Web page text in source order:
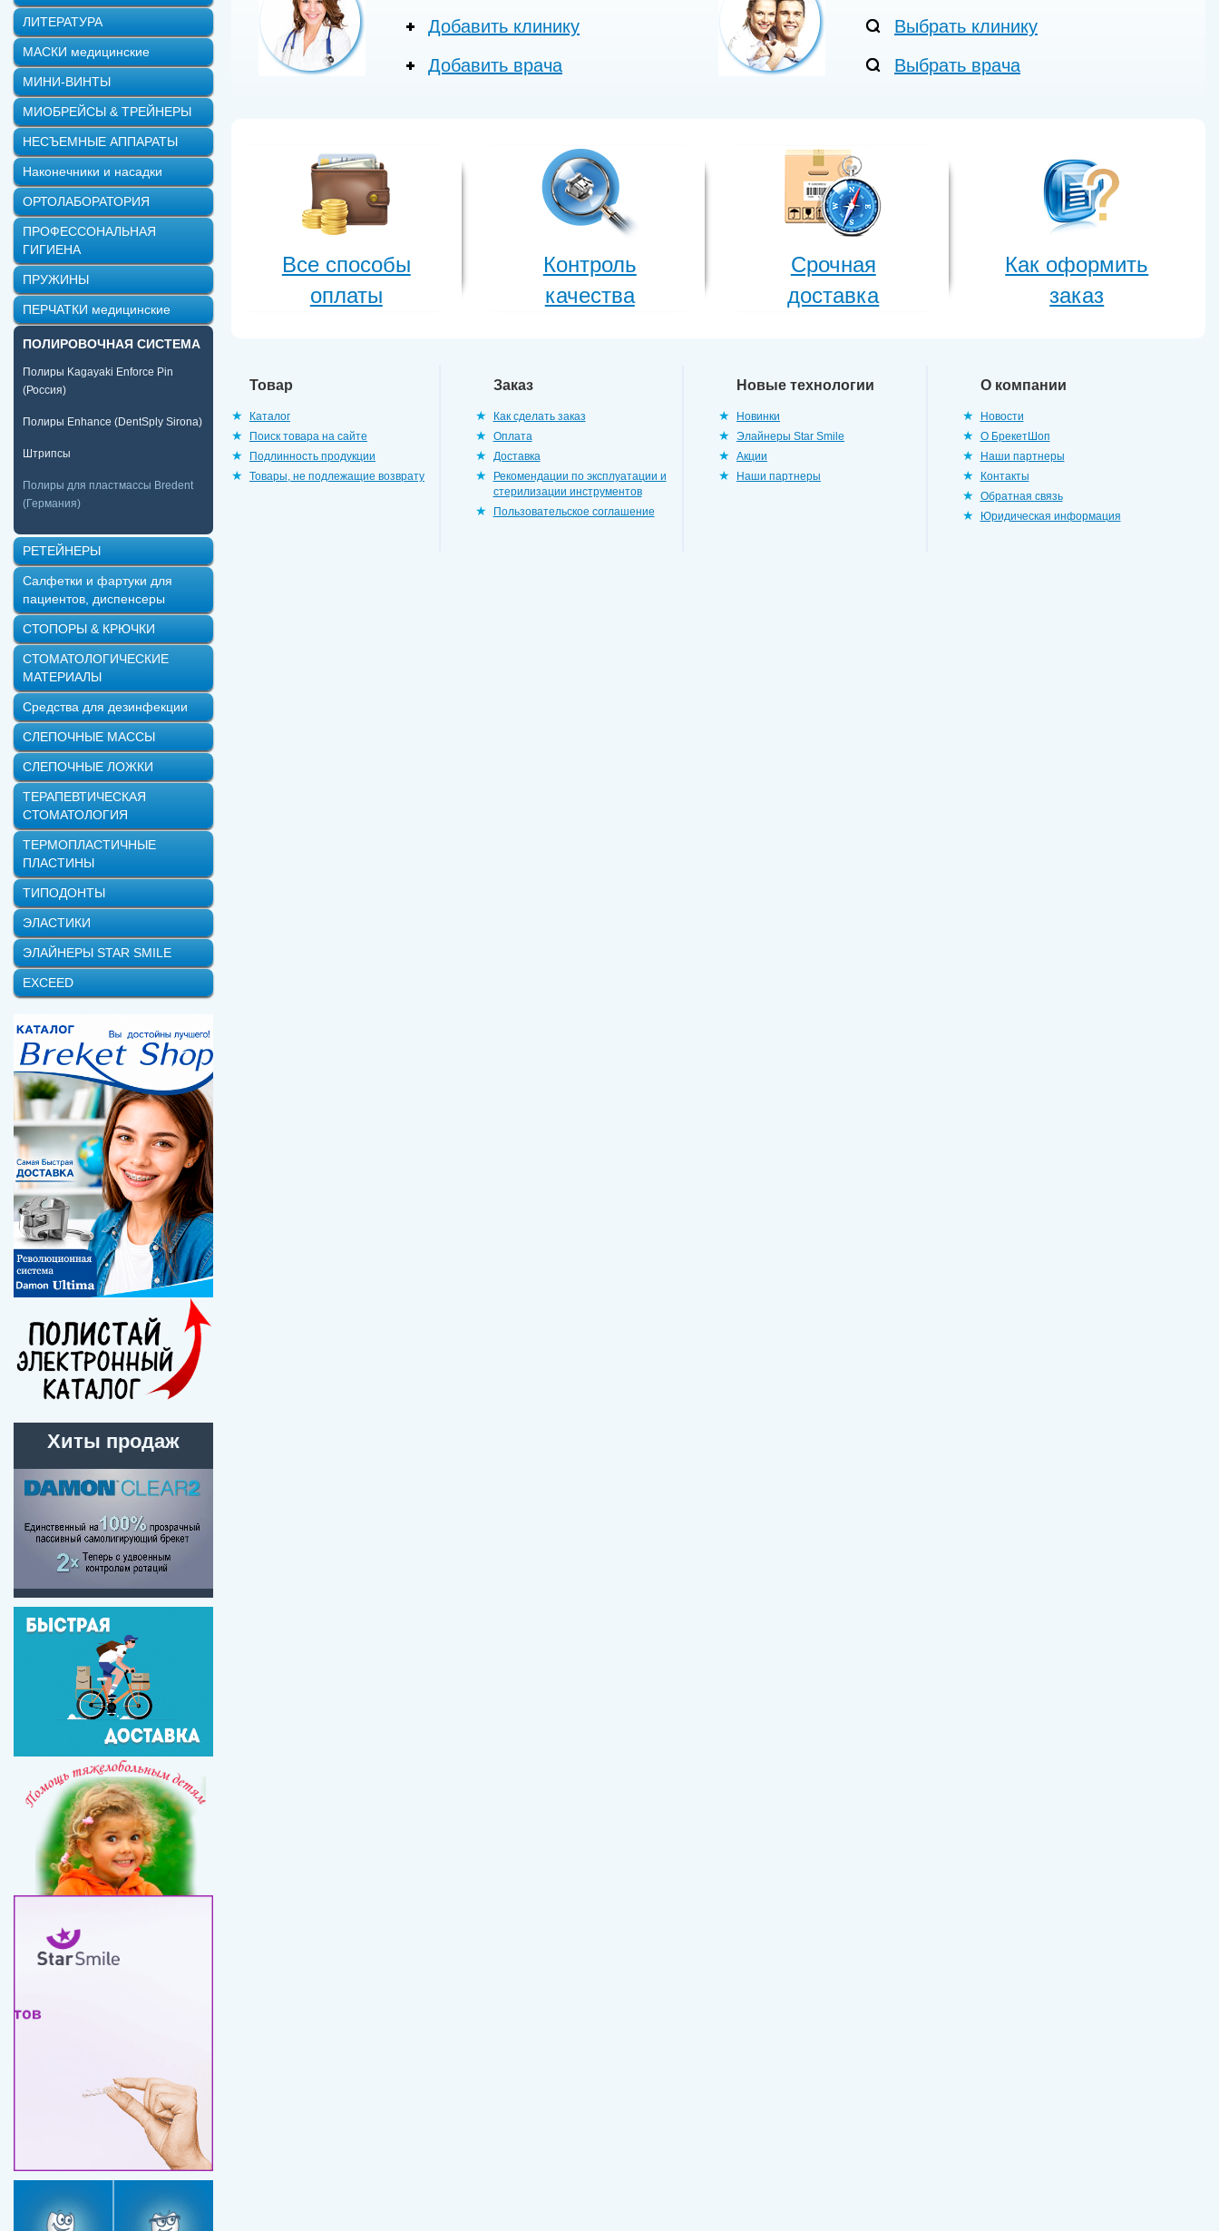
Добавить клинику
Добавить врача
Выбрать клинику
Выбрать врача
Все способы
оплаты
Контроль
качества
Срочная
доставка
Как оформить
заказ
Товар
Каталог
Поиск товара на сайте
Подлинность продукции
Товары, не подлежащие возврату
Заказ
Как сделать заказ
Оплата
Доставка
Рекомендации по эксплуатации и
стерилизации инструментов
Пользовательское соглашение
Новые технологии
Новинки
Элайнеры Star Smile
Акции
Наши партнеры
О компании
Новости
О БрекетШоп
Наши партнеры
Контакты
Обратная связь
Юридическая информация
ЛИТЕРАТУРА
МАСКИ медицинские
МИНИ-ВИНТЫ
МИОБРЕЙСЫ & ТРЕЙНЕРЫ
НЕСЪЕМНЫЕ АППАРАТЫ
Наконечники и насадки
ОРТОЛАБОРАТОРИЯ
ПРОФЕССОНАЛЬНАЯ
ГИГИЕНА
ПРУЖИНЫ
ПЕРЧАТКИ медицинские
ПОЛИРОВОЧНАЯ СИСТЕМА
Полиры Kagayaki Enforce Pin
(Россия)
Полиры Enhance (DentSply Sirona)
Штрипсы
Полиры для пластмассы Bredent
(Германия)
РЕТЕЙНЕРЫ
Салфетки и фартуки для
пациентов, диспенсеры
СТОПОРЫ & КРЮЧКИ
СТОМАТОЛОГИЧЕСКИЕ
МАТЕРИАЛЫ
Средства для дезинфекции
СЛЕПОЧНЫЕ МАССЫ
СЛЕПОЧНЫЕ ЛОЖКИ
ТЕРАПЕВТИЧЕСКАЯ
СТОМАТОЛОГИЯ
ТЕРМОПЛАСТИЧНЫЕ
ПЛАСТИНЫ
ТИПОДОНТЫ
ЭЛАСТИКИ
ЭЛАЙНЕРЫ STAR SMILE
EXCEED
Хиты продаж